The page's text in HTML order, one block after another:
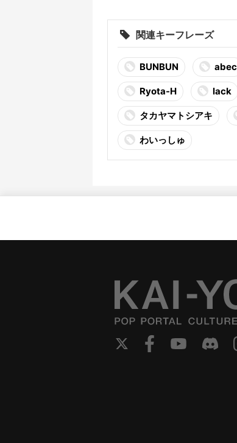
関連キーフレーズ
BUNBUN abec
Ryota-H lack
タカヤマトシアキ
わいっしゅ